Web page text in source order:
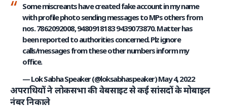
Some miscreants have created fake account in my name
with profile photo sending messages to MPs others from
nos. 7862092008, 9480918183 9439073870. Matter has
been reported to authorities concerned. Plz ignore
calls/messages from these other numbers inform my
office.
— Lok Sabha Speaker (@loksabhaspeaker)May 4, 2022
अपराधियों ने लोकसभा की वेबसाइट से कई सांसदों के मोबाइल
नंबर निकाले